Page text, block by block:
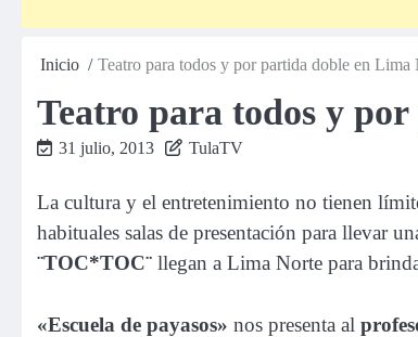
Inicio Teatro para todos y por partida doble en Lima
Teatro para todos y
31 julio, 2013 TulaTV
La cultura y el entretenimiento no tienen
habituales salas de presentación para llevar
¨TOC*TOC¨ llegan a Lima Norte para
«Escuela de payasos» nos presenta al